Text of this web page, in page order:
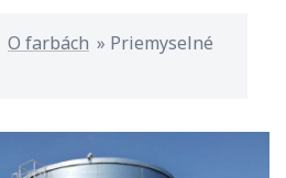
O farbách » Priemyselné